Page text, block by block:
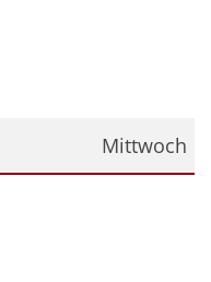
Mittwoch